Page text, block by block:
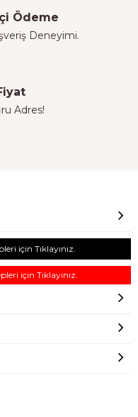
Ödeme
Deneyimi.
Adres!
için Tıklayınız.
için Tıklayınız.